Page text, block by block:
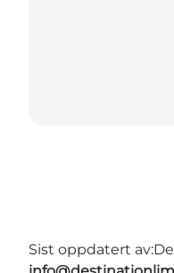
Sist oppdatert av: